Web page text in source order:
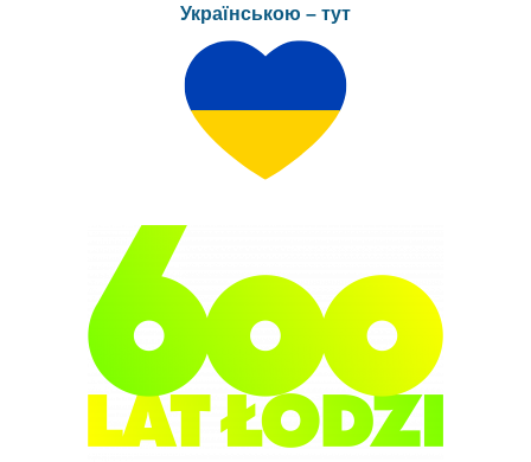
Українською – тут